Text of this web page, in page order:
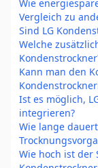
Wie
Vergleich zu
Sind LG
Welche
Kann man den
Ist es möglich,
integrieren?
Wie lange
Wie hoch ist der